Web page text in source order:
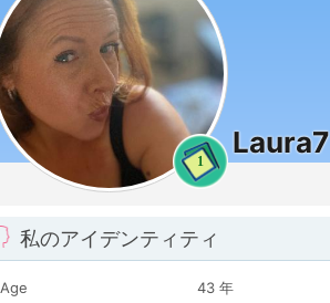
1
Laura7
私のアイデンティティ
Age
43 年